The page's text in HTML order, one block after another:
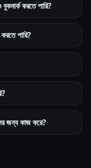
করতে পারি?
পারি?
জন্য কাজ করে?